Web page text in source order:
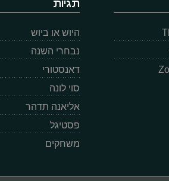
תגיות
היוש או ביוש
נבחרי השנה
דאנסטורי
סוי לונה
אליאנה תדהר
פסטיגל
משחקים